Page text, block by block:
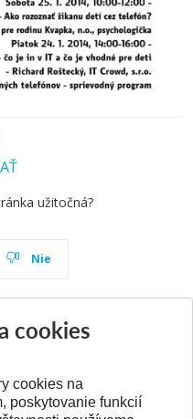
užitočná?
Nie
cookies
cookies na
poskytovanie funkcií